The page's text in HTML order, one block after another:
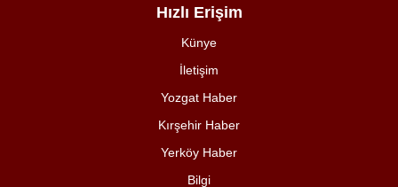
Hızlı Erişim
Künye
İletişim
Yozgat Haber
Kırşehir Haber
Yerköy Haber
Bilgi